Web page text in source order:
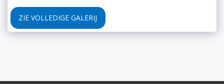
ZIE VOLLEDIGE GALERIJ